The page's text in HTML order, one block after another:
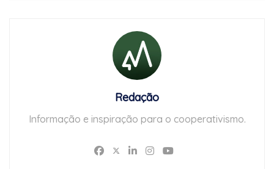
Redação
Informação e inspiração para o cooperativismo.